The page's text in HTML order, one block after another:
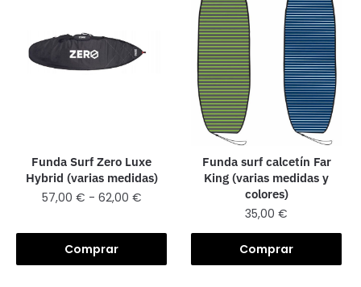
Funda Surf Zero Luxe
Hybrid (varias medidas)
57,00 € - 62,00 €
Comprar
Funda surf calcetín Far
King (varias medidas y
colores)
35,00€
Comprar